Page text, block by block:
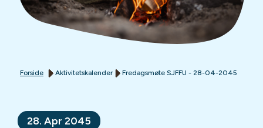
Forside Aktivitetskalender Fredagsmøte SJFFU - 28-04-2045
28. Apr 2045